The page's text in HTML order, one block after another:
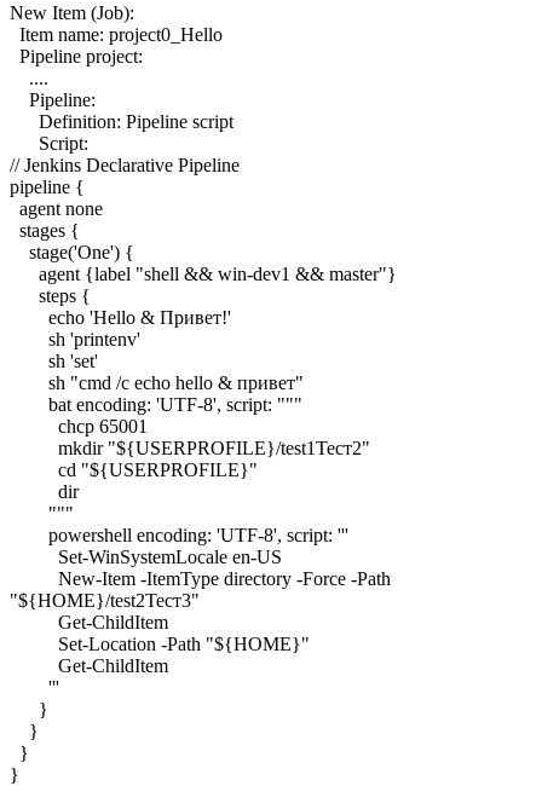
New Item (Job):
Item name: project0_Hello
Pipeline project:
....
Pipeline:
Definition: Pipeline script
Script:
// Jenkins Declarative Pipeline
pipeline {
agent none
stages {
stage('One') {
agent {label "shell && win-dev1 && master"}
steps {
echo 'Hello & Привет!'
sh 'printenv'
sh 'set'
sh "cmd /c echo hello & привет"
bat encoding: 'UTF-8', script: """
chcp 65001
mkdir "${USERPROFILE}/test1Тест2"
cd "${USERPROFILE}"
dir
"""
powershell encoding: 'UTF-8', script: '''
Set-WinSystemLocale en-US
New-Item -ItemType directory -Force -Path
"${HOME}/test2Тест3"
Get-ChildItem
Set-Location -Path "${HOME}"
Get-ChildItem
'''
}
}
}
}